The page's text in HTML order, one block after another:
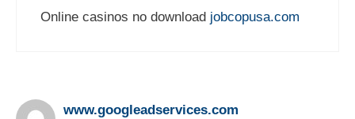
Online casinos no download jobcopusa.com
www.googleadservices.com